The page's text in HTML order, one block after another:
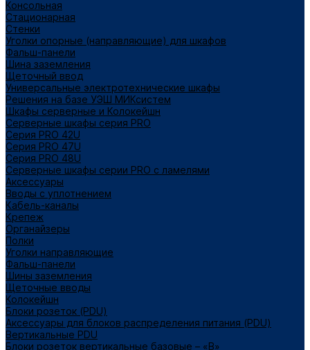
Консольная
Стационарная
Стенки
Уголки опорные (направляющие) для шкафов
Фальш-панели
Шина заземления
Щеточный ввод
Универсальные электротехнические шкафы
Решения на базе УЭШ МИКсистем
Шкафы серверные и Колокейшн
Серверные шкафы серия PRO
Серия PRO 42U
Серия PRO 47U
Серия PRO 48U
Серверные шкафы серии PRO с ламелями
Аксессуары
Вводы с уплотнением
Кабель-каналы
Крепеж
Органайзеры
Полки
Уголки направляющие
Фальш-панели
Шины заземления
Щеточные вводы
Колокейшн
Блоки розеток (PDU)
Аксессуары для блоков распределения питания (PDU)
Вертикальные PDU
Блоки розеток вертикальные базовые – «В»